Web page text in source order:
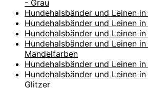
- Grau
Hundehalsbänder und Leinen
Hundehalsbänder und Leinen
Hundehalsbänder und Leinen in
Hundehalsbänder und Leinen
Mandelfarben
Hundehalsbänder und Leinen in
Hundehalsbänder und Leinen
Glitzer